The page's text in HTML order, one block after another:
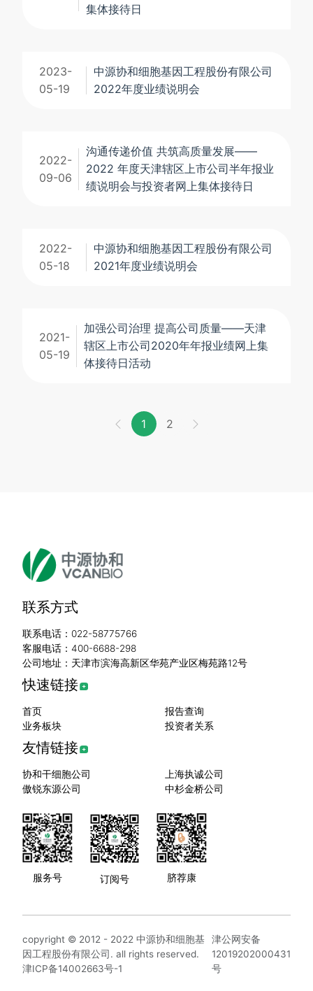
集体接待日
2023-
05-19
中源协和细胞基因工程股份有限公司
2022年度业绩说明会
2022-
09-06
沟通传递价值 共筑高质量发展——
2022 年度天津辖区上市公司半年报业
绩说明会与投资者网上集体接待日
2022-
05-18
中源协和细胞基因工程股份有限公司
2021年度业绩说明会
2021-
05-19
加强公司治理 提高公司质量——天津
辖区上市公司2020年年报业绩网上集
体接待日活动
1 2
联系方式
联系电话：022-58775766
客服电话：400-6688-298
公司地址：天津市滨海高新区华苑产业区梅苑路12号
快速链接
首页
报告查询
业务板块
投资者关系
友情链接
协和干细胞公司
上海执诚公司
傲锐东源公司
中杉金桥公司
服务号 订阅号 脐荐康
copyright © 2012 - 2022 中源协和细胞基
因工程股份有限公司. all rights reserved.
津ICP备14002663号-1
津公网安备
12019202000431
号